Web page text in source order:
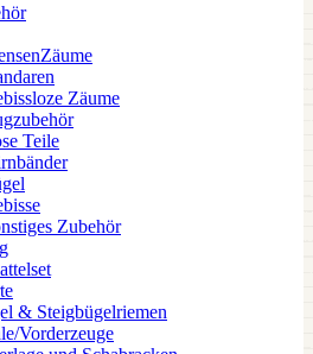
Zäume
Teile
Zubehör
& Steigbügelriemen
Vorderzeuge